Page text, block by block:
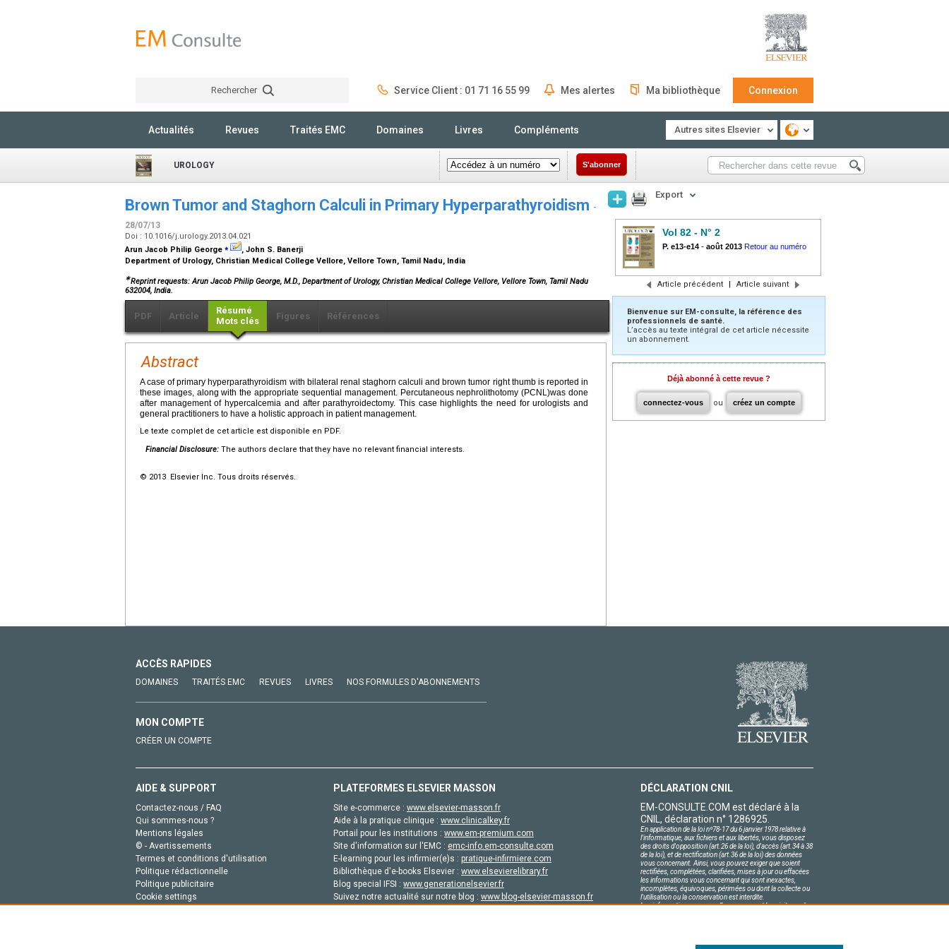
Rechercher Service Client : 01 71 16 55 99 Mes alertes Ma bibliothèque Connexion
Actualités Revues Traités EMC Domaines Livres Compléments Autres sites Elsevier
UROLOGY S'abonner
Brown Tumor and Staghorn Calculi in Primary Hyperparathyroidism -
28/07/13
Doi : 10.1016/j.urology.2013.04.021
Arun Jacob Philip George ⁎
, John S. Banerji
Department of Urology, Christian Medical College Vellore, Vellore Town, Tamil Nadu, India
∗Reprint requests: Arun Jacob Philip George, M.D., Department of Urology, Christian Medical College Vellore, Vellore Town, Tamil Nadu
632004, India.
PDF Article
Résumé
Mots clés
Figures Références
Abstract
A case of primary hyperparathyroidism with bilateral renal staghorn calculi and brown tumor right thumb is reported in
these images, along with the appropriate sequential management. Percutaneous nephrolithotomy (PCNL)was done
after management of hypercalcemia and after parathyroidectomy. This case highlights the need for urologists and
general practitioners to have a holistic approach in patient management.
Le texte complet de cet article est disponible en PDF.
Financial Disclosure: The authors declare that they have no relevant financial interests.
© 2013 Elsevier Inc. Tous droits réservés.
Export
Vol 82 - N° 2
P. e13-e14 - août 2013 Retour au numéro
Article précédent | Article suivant
Bienvenue sur EM-consulte, la référence des
professionnels de santé.
L’accès au texte intégral de cet article nécessite
un abonnement.
Déjà abonné à cette revue ?
connectez-vous ou créez un compte
ACCÈS RAPIDES
DOMAINES TRAITÉS EMC REVUES LIVRES NOS FORMULES D'ABONNEMENTS
MON COMPTE
CRÉER UN COMPTE
AIDE & SUPPORT
Contactez-nous / FAQ
Qui sommes-nous ?
Mentions légales
© - Avertissements
Termes et conditions d'utilisation
Politique rédactionnelle
Politique publicitaire
Cookie settings
PLATEFORMES ELSEVIER MASSON
Site e-commerce : www.elsevier-masson.fr
Aide à la pratique clinique : www.clinicalkey.fr
Portail pour les institutions : www.em-premium.com
Site d'information sur l'EMC : emc-info.em-consulte.com
E-learning pour les infirmier(e)s : pratique-infirmiere.com
Bibliothèque d'e-books Elsevier : www.elsevierelibrary.fr
Blog special IFSI : www.generationelsevier.fr
Suivez notre actualité sur notre blog : www.blog-elsevier-masson.fr
DÉCLARATION CNIL
EM-CONSULTE.COM est déclaré à la
CNIL, déclaration n° 1286925.
En application de la loi nº78-17 du 6 janvier 1978 relative à
l'informatique, aux fichiers et aux libertés, vous disposez
des droits d'opposition (art.26 de la loi), d'accès (art.34 à 38
de la loi), et de rectification (art.36 de la loi) des données
vous concernant. Ainsi, vous pouvez exiger que soient
rectifiées, complétées, clarifiées, mises à jour ou effacées
les informations vous concernant qui sont inexactes,
incomplètes, équivoques, périmées ou dont la collecte ou
l'utilisation ou la conservation est interdite.
Les informations personnelles concernant les visiteurs de